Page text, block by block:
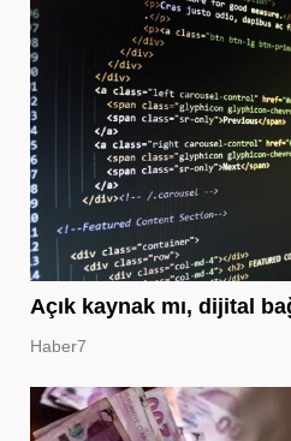
Açık kaynak mı, dijital
Haber7